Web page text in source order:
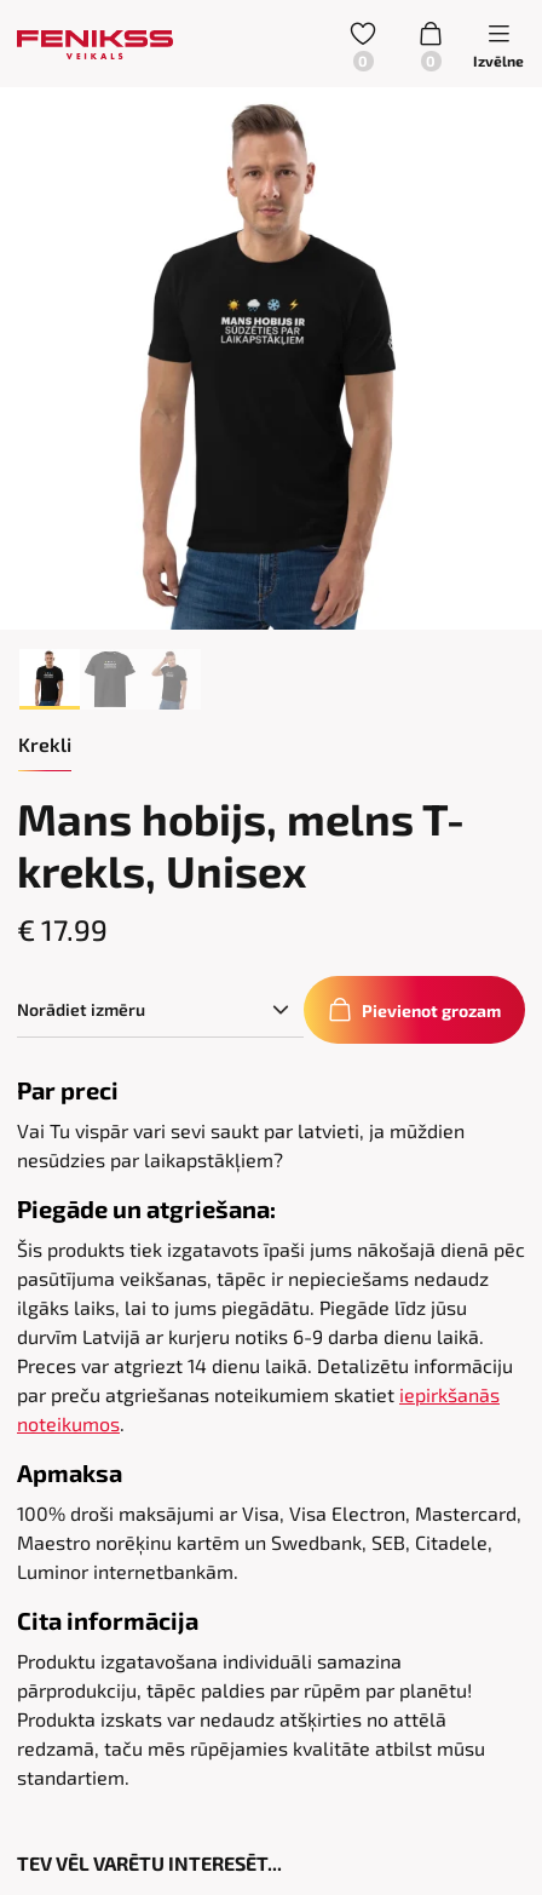
Izvēlne
Krekli
Mans hobijs, melns T-
krekls, Unisex
€ 17.99
Pievienot grozam
Par preci
Vai Tu vispār vari sevi saukt par latvieti, ja mūždien
nesūdzies par laikapstākļiem?
Piegāde un atgriešana:
Šis produkts tiek izgatavots īpaši jums nākošajā dienā pēc
pasūtījuma veikšanas, tāpēc ir nepieciešams nedaudz
ilgāks laiks, lai to jums piegādātu. Piegāde līdz jūsu
durvīm Latvijā ar kurjeru notiks 6-9 darba dienu laikā.
Preces var atgriezt 14 dienu laikā. Detalizētu informāciju
par preču atgriešanas noteikumiem skatiet iepirkšanās
noteikumos.
Apmaksa
100% droši maksājumi ar Visa, Visa Electron, Mastercard,
Maestro norēķinu kartēm un Swedbank, SEB, Citadele,
Luminor internetbankām.
Cita informācija
Produktu izgatavošana individuāli samazina
pārprodukciju, tāpēc paldies par rūpēm par planētu!
Produkta izskats var nedaudz atšķirties no attēlā
redzamā, taču mēs rūpējamies kvalitāte atbilst mūsu
standartiem.
TEV VĒL VARĒTU INTERESĒT...